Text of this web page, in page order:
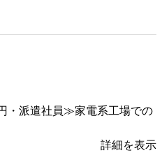
・派遣社員≫家電系工場での
詳細を表示